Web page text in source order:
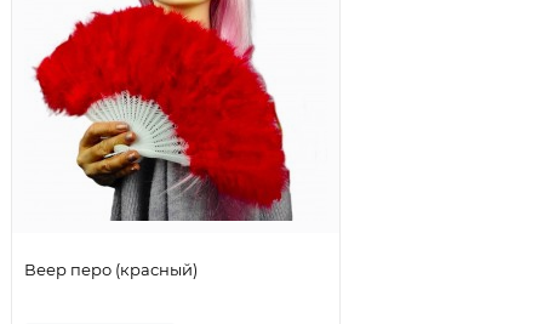
Веер перо (красный)